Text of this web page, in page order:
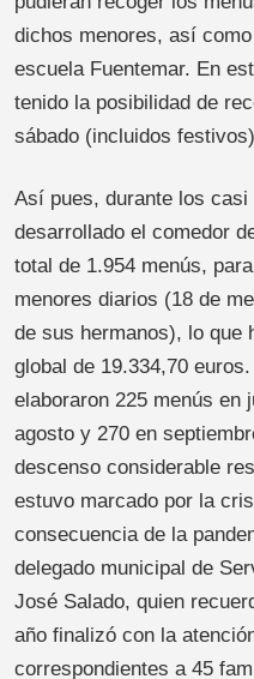
dichos menores, así
escuela Fuentemar. En
tenido la posibilidad de
sábado (incluidos
Así pues, durante los
desarrollado el comedor
total de 1.954 menús,
menores diarios (18 de
de sus hermanos), lo que
global de 19.334,70
elaboraron 225 menús en
agosto y 270 en
descenso considerable
estuvo marcado por la
consecuencia de la
delegado municipal de
José Salado, quien
año finalizó con la
correspondientes a 45